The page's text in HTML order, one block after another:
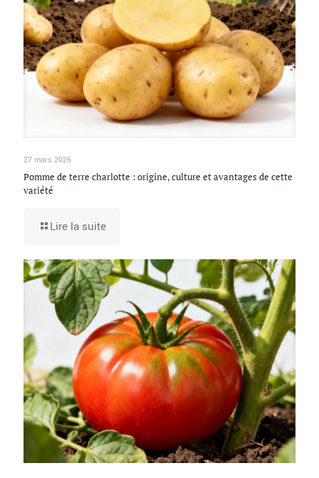
27 mars 2026
Pomme de terre charlotte : origine, culture et avantages de cette
variété
Lire la suite